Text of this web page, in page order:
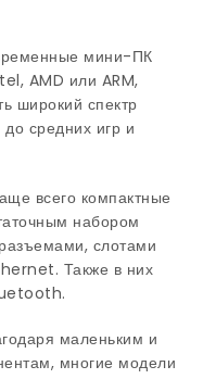
мини-ПК
AMD или ARM,
широкий спектр
средних игр и
всего компактные
набором
слотами
Также в них
маленьким и
многие модели